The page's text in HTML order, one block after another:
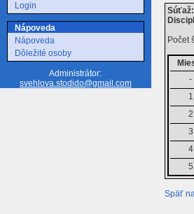
Login
Nápoveda
Nápoveda
Dôležité osoby
Administrátor:
svehlova.stodido@gmail.com
Súťaž:
Počet
-
1
2
3
4
5
Späť